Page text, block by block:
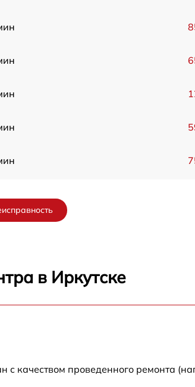
в Иркутске
с качеством проведенного ремонта